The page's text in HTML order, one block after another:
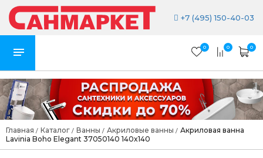
+7 (495) 150-40-03
0 0 0
Главная / Каталог / Ванны / Акриловые ванны / Акриловая ванна
Lavinia Boho Elegant 37050140 140x140